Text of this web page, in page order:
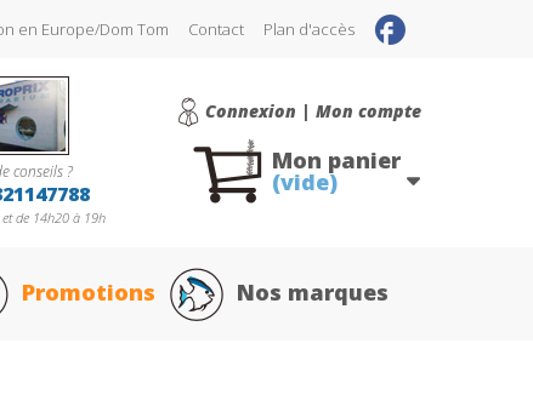
en Europe/Dom Tom Contact Plan d'accès
Connexion | Mon compte
conseils ?
de 14h20 à 19h
Mon panier
(vide)
Promotions Nos marques